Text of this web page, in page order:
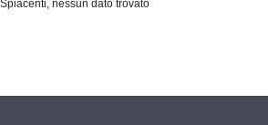
Spiacenti, nessun dato trovato